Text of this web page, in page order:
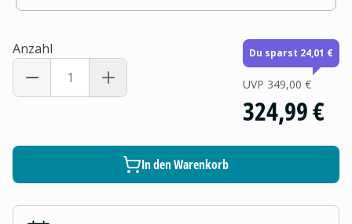
Anzahl Du sparst 24,01 €
UVP 349,00 €
324,99 €
In den Warenkorb